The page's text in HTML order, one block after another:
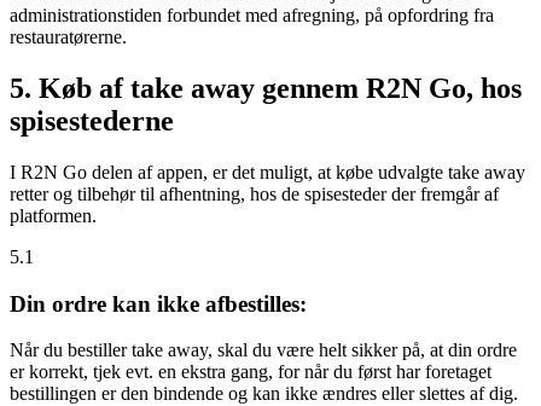
administrationstiden forbundet med afregning, på opfordring fra
restauratørerne.
5. Køb af take away gennem R2N Go, hos
spisestederne
I R2N Go delen af appen, er det muligt, at købe udvalgte take away
retter og tilbehør til afhentning, hos de spisesteder der fremgår af
platformen.
5.1
Din ordre kan ikke afbestilles:
Når du bestiller take away, skal du være helt sikker på, at din ordre
er korrekt, tjek evt. en ekstra gang, for når du først har foretaget
bestillingen er den bindende og kan ikke ændres eller slettes af dig.